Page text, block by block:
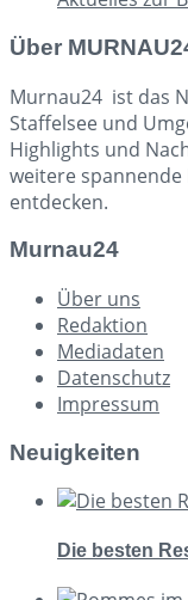
Über
Murnau24 ist das
Staffelsee und
Highlights und
weitere
entdecken.
Murnau24
Über uns
Redaktion
Mediadaten
Datenschutz
Impressum
Neuigkeiten
Die besten